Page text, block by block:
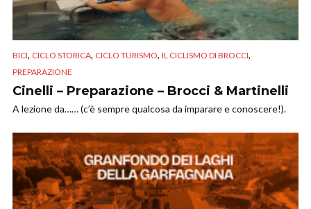
BICI, CICLO STORICA, CICLO TURISMO, IL CICLISMO DI BROCCI,
PREPARAZIONE
Cinelli – Preparazione – Brocci & Martinelli
A lezione da…… (c’è sempre qualcosa da imparare e conoscere!).